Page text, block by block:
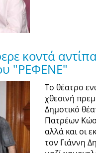
κοντά
"ΡΕΦΕΝΕ"
Το θέατρο
χθεσινή
Δημοτικό
Πατρέων
αλλά και οι
τον Γιάννη